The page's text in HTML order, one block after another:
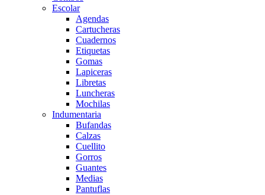
Escolar
Agendas
Cartucheras
Cuadernos
Etiquetas
Gomas
Lapiceras
Libretas
Luncheras
Mochilas
Indumentaria
Bufandas
Calzas
Cuellito
Gorros
Guantes
Medias
Pantuflas